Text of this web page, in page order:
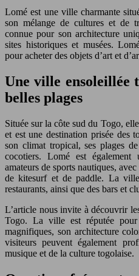
Lomé est une ville charmante
son mélange de cultures et de
connue pour son architecture
sites historiques et musées.
pour acheter des objets d’art et
Une ville ensoleillée
belles plages
Située sur la côte sud du Togo,
et est une destination prisée des
son climat tropical, ses plages
cocotiers. Lomé est
amateurs de sports nautiques,
de kitesurf et de paddle. La
restaurants, ainsi que des bars et
L’article nous invite à découvrir
Togo. La ville est réputée
magnifiques, son architecture
visiteurs peuvent également
musique et de la culture togolaise.